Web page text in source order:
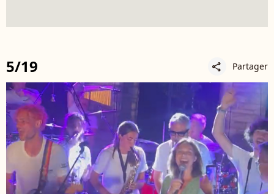
5/19 share Partager